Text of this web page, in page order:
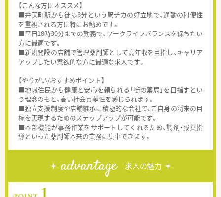
【こんな方にオススメ】
■弁天町駅から徒歩3分という駅チカの好立地で、通勤の利便性
を重視される方に特にお勧めです。
■平日18時30分までの勤務で、ワークライフバランスを保ちたい
方に最適です。
■新規開設の店舗で管理薬剤師として高年収を目指し、キャリア
アップしたい意欲的な方に最適な求人です。
【やりがい/おすすめポイント】
■地域住民から健康と安心を頼られる「街の薬局」を目指すとい
う理念のもと、高い社会貢献性を感じられます。
■独立支援制度や店舗継承に積極的な会社で、ご自身の将来の目
標を実現するためのステップアップが可能です。
■本部機能が事務作業をサポートしてくれるため、調剤・服薬指
導といった薬剤師本来の業務に集中できます。
advantage 求人の魅力